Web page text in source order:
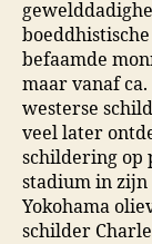
befaamde
maar vanaf
westerse
veel later
schildering op
stadium in
Yokohama
schilder